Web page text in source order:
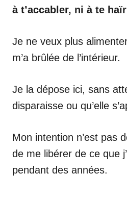
à t’accabler, ni à te
Je ne veux plus
m’a brûlée de l’intérieur.
Je la dépose ici, sans
disparaisse ou qu’elle
Mon intention n’est pas
de me libérer de ce que
pendant des années.